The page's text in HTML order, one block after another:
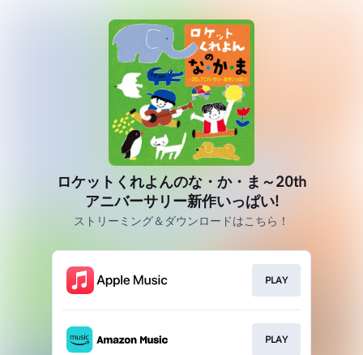
ロケットくれよんのな・か・ま～20th
アニバーサリー新作いっぱい!
ストリーミング＆ダウンロードはこちら！
PLAY
PLAY